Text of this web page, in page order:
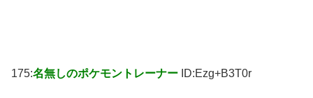
175:名無しのポケモントレーナー ID:Ezg+B3T0r